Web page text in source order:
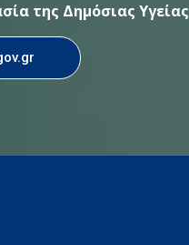
της Δημόσιας Υγείας